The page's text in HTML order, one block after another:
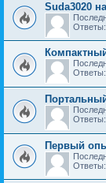
Suda3020
Ответы:
Ответы:
Ответы:
Первый
Ответы: